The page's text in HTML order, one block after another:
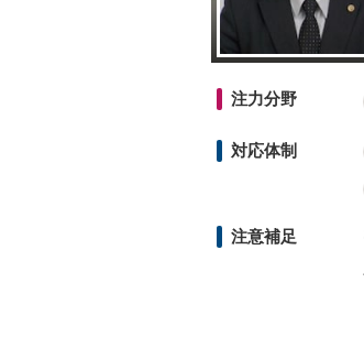
注力分野
対応体制
注意補足